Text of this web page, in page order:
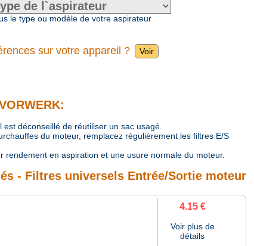
le type ou modèle de votre aspirateur
sur votre appareil ?
déconseillé de réutiliser un sac usagé.
du moteur, remplacez régulièrement les filtres E/S
en aspiration et une usure normale du moteur.
- Filtres universels Entrée/Sortie moteur
4.15 €
Voir plus de
détails